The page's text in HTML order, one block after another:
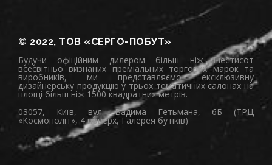
© 2022, ТОВ «СЕРГО-ПОБУТ»
Будучи офіційним дилером більш ніж шестисот
всесвітньо визнаних преміальних торгових марок та
виробників, ми представляємо ексклюзивну
дизайнерську продукцію у трьох тематичних салонах на
площі більш ніж 1500 квадратних метрів.
03057, Київ, вул. Вадима Гетьмана, 6Б (ТРЦ
«Космополіт», 4 поверх, Галерея бутіків)